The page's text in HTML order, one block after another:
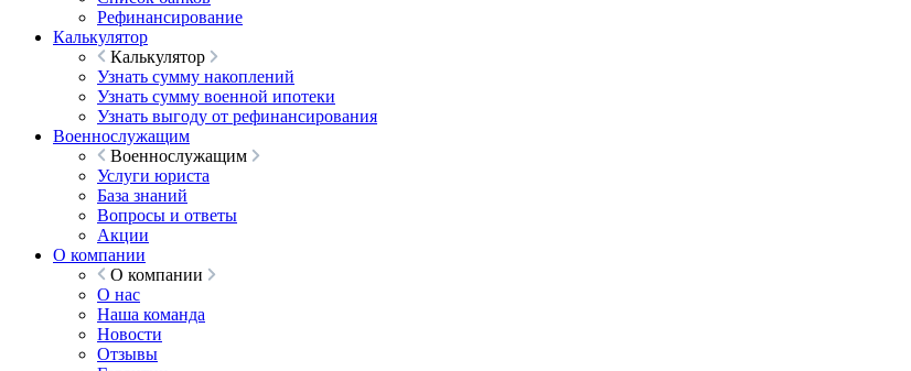
Рефинансирование
Калькулятор
Калькулятор
Узнать сумму накоплений
Узнать сумму военной ипотеки
Узнать выгоду от рефинансирования
Военнослужащим
Военнослужащим
Услуги юриста
База знаний
Вопросы и ответы
Акции
О компании
О компании
О нас
Наша команда
Новости
Отзывы